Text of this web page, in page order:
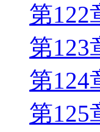
第122
第123
第124
第125